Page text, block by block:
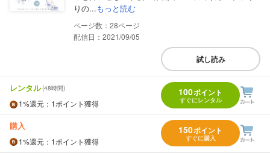
りの...もっと読む
28
配信日：2021/09/05
試し読み
レンタル(48時間)
1%還元 ：1ポイント獲得
100ポイント
すぐにレンタル
購入
1%還元 ：1ポイント獲得
150ポイント
すぐに購入